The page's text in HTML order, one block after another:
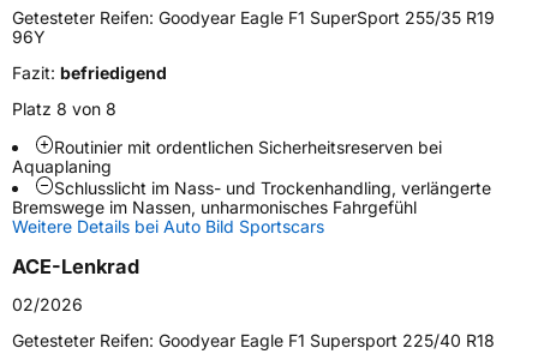
Modellname Eagle F1 Supersport
Fahrzeugart
Weitere Eigenschaften
Schlauchtyp
ZustandNeureifen
VerstärktXL
ElektroJa
Getesteter Reifen: Goodyear Eagle F1 SuperSport 255/35 R19
96Y
Fazit: befriedigend
Platz 8 von 8
Routinier mit ordentlichen Sicherheitsreserven bei
Aquaplaning
Schlusslicht im Nass- und Trockenhandling, verlängerte
Bremswege im Nassen, unharmonisches Fahrgefühl
Weitere Details bei Auto Bild Sportscars
ACE-Lenkrad
02/2026
Getesteter Reifen: Goodyear Eagle F1 Supersport 225/40 R18